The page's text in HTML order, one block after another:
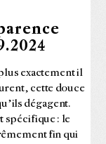
exactement il
cette douce
dégagent.
spécifique : le
fin qui